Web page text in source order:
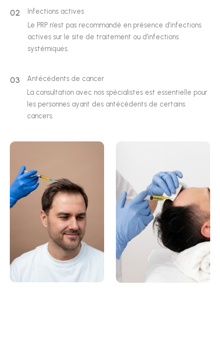
02
Infections actives
Le PRP n’est pas recommandé en présence d’infections
actives sur le site de traitement ou d’infections
systémiques.
03
Antécédents de cancer
La consultation avec nos spécialistes est essentielle pour
les personnes ayant des antécédents de certains
cancers.